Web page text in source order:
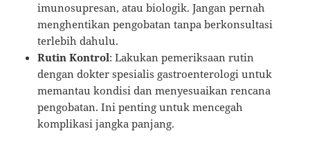
imunosupresan, atau biologik. Jangan pernah
menghentikan pengobatan tanpa berkonsultasi
terlebih dahulu.
Rutin Kontrol: Lakukan pemeriksaan rutin
dengan dokter spesialis gastroenterologi untuk
memantau kondisi dan menyesuaikan rencana
pengobatan. Ini penting untuk mencegah
komplikasi jangka panjang.